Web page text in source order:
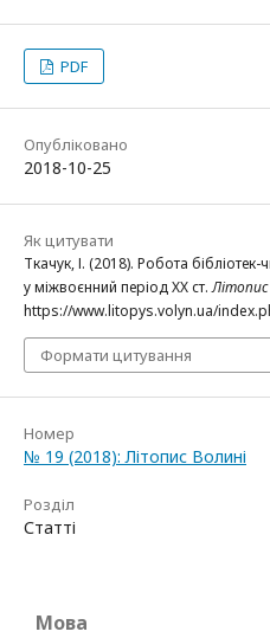
PDF
Опубліковано
2018-10-25
Як цитувати
Ткачук, І. (2018). Робота
у міжвоєнний період ХХ ст.
https://www.litopys.volyn.ua/
Формати цитування
Номер
№ 19 (2018): Літопис Волині
Розділ
Статті
Мова